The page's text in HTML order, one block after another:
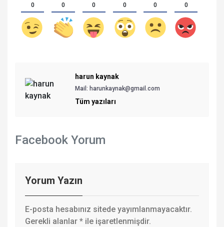
0 0 0 0 0 0
harun kaynak
Mail: harunkaynak@gmail.com
Tüm yazıları
Facebook Yorum
Yorum Yazın
E-posta hesabınız sitede yayımlanmayacaktır.
Gerekli alanlar * ile işaretlenmişdir.